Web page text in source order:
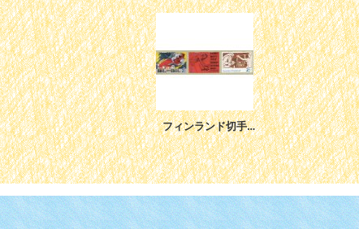
フィンランド切手 2006年 アクセリ・ガッレン アート 美術 3種